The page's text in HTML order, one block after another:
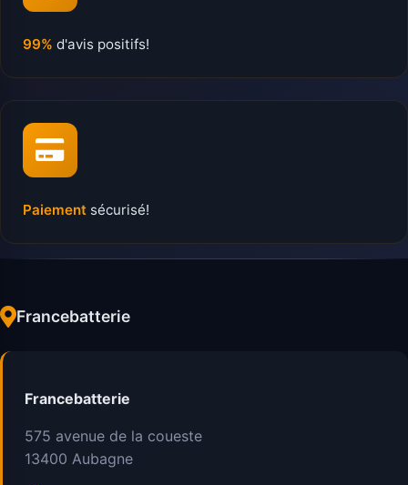
99% d'avis positifs!
Paiement sécurisé!
Francebatterie
Francebatterie
575 avenue de la coueste
13400 Aubagne